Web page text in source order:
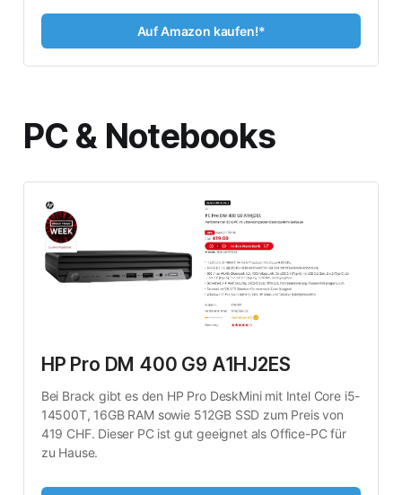
Auf Amazon kaufen!*
PC & Notebooks
HP Pro DM 400 G9 A1HJ2ES
Bei Brack gibt es den HP Pro DeskMini mit Intel Core i5-
14500T, 16GB RAM sowie 512GB SSD zum Preis von
419 CHF. Dieser PC ist gut geeignet als Office-PC für
zu Hause.